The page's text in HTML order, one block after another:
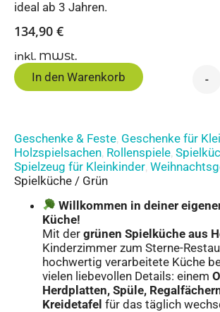
ideal ab 3 Jahren.
134,90 €
inkl. MWSt.
-
In den Warenkorb
Geschenke & Feste, Geschenke für
Holzspielsachen, Rollenspiele,
Spielzeug für Kleinkinder,
Spielküche / Grün
Willkommen in deiner
Küche!
Mit der grünen Spielküche aus
Kinderzimmer zum Sterne-
hochwertig verarbeitete Küche
vielen liebevollen Details: einem
Herdplatten, Spüle,
Kreidetafel für das täglich